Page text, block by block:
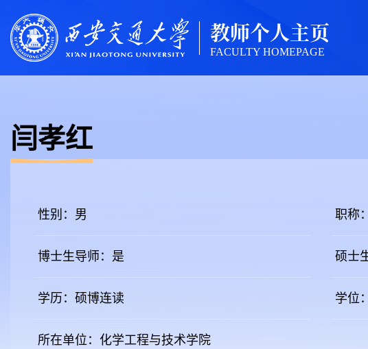
教师个人主页
FACULTY HOMEPAGE
闫孝红
性别：男 职称
博士生导师：是 硕士
学历：硕博连读 学位
所在单位：化学工程与技术学院